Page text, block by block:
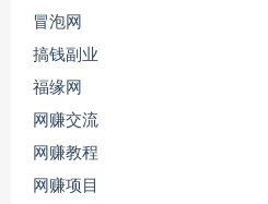
冒泡网
搞钱副业
福缘网
网赚交流
网赚教程
网赚项目